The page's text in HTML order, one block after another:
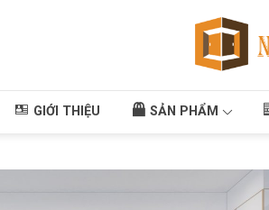
GIỚI THIỆU SẢN PHẨM